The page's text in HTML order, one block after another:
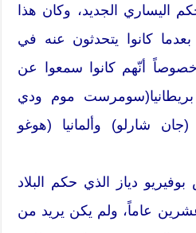
اليساري الجديد، وكان هذا
كانوا يتحدثون عنه في
خصوصاً أنّهم كانوا سمعوا عن
موم ودي
شارلو) وألمانيا (هوغو
دياز الذي حكم البلاد
عاماً، ولم يكن يريد من